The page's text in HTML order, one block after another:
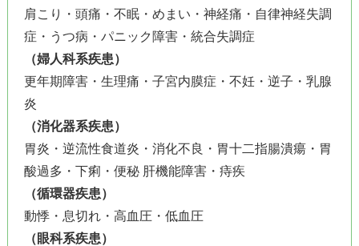
肩こり・頭痛・不眠・めまい・神経痛・自律神経失調
症・うつ病・パニック障害・統合失調症
（婦人科系疾患）
更年期障害・生理痛・子宮内膜症・不妊・逆子・乳腺
炎
（消化器系疾患）
胃炎・逆流性食道炎・消化不良・胃十二指腸潰瘍・胃
酸過多・下痢・便秘 肝機能障害・痔疾
（循環器疾患）
動悸・息切れ・高血圧・低血圧
（眼科系疾患）